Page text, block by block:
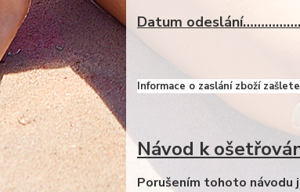
Datum
Informace o zaslání zboží
Návod k
Porušením tohoto návodu